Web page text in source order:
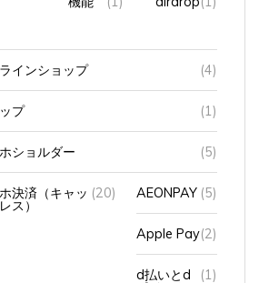
インショップ (4)
プ (1)
ショルダー (5)
決済（キャッ
レス）
(20) AEONPAY(5)
Apple Pay(2)
d払いとd
ポイント
(1)